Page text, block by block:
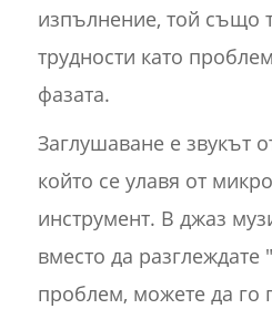
изпълнение, той също
трудности като
фазата.
Заглушаване е звукът
който се улавя от
инструмент. В джаз
вместо да разглеждате
проблем, можете да го